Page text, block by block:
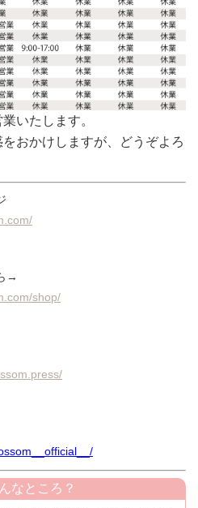
いたします。
おかけしますが、どうぞよろ
→
shop/
なところ？